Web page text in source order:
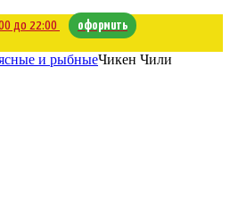
до 22:00 оформить
и рыбныеЧикен Чили